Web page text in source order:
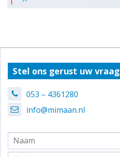
Stel ons gerust uw vraag
053 – 4361280
info@mimaan.nl